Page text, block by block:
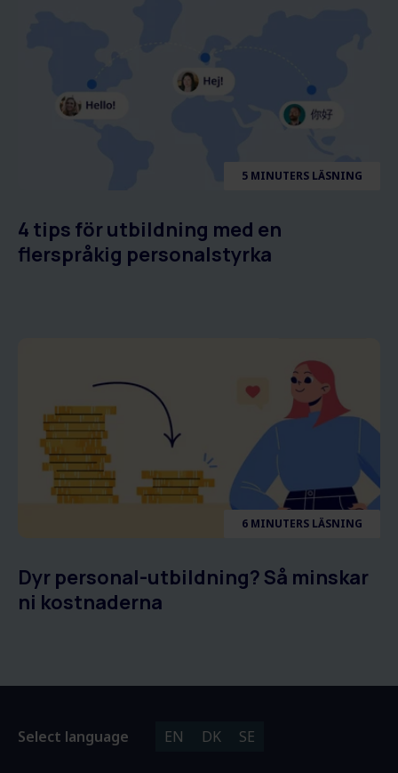
5 MINUTERS LÄSNING
4 tips för utbildning med en
flerspråkig personalstyrka
6 MINUTERS LÄSNING
Dyr personal-utbildning? Så minskar
ni kostnaderna
Select language EN DK SE